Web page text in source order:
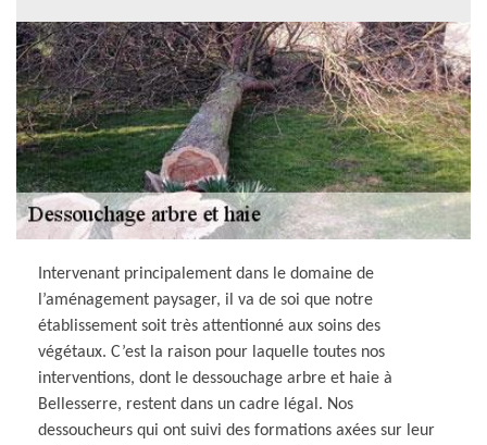
Intervenant principalement dans le domaine de
l’aménagement paysager, il va de soi que notre
établissement soit très attentionné aux soins des
végétaux. C’est la raison pour laquelle toutes nos
interventions, dont le dessouchage arbre et haie à
Bellesserre, restent dans un cadre légal. Nos
dessoucheurs qui ont suivi des formations axées sur leur